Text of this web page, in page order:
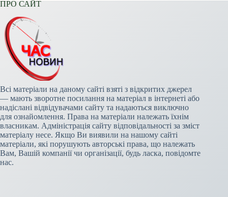
ПРО САЙТ
Всі матеріали на даному сайті взяті з відкритих джерел
— мають зворотне посилання на матеріал в інтернеті або
надіслані відвідувачами сайту та надаються виключно
для ознайомлення. Права на матеріали належать їхнім
власникам. Адміністрація сайту відповідальності за зміст
матеріалу несе. Якщо Ви виявили на нашому сайті
матеріали, які порушують авторські права, що належать
Вам, Вашій компанії чи організації, будь ласка, повідомте
нас.